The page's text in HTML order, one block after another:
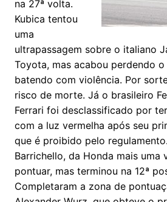
na 27ª volta.
Kubica tentou
uma
ultrapassagem sobre o italiano
Toyota, mas acabou perdendo
batendo com violência. Por
risco de morte. Já o brasileiro
Ferrari foi desclassificado por
com a luz vermelha após seu
que é proibido pelo
Barrichello, da Honda mais
pontuar, mas terminou na 12ª
Completaram a zona de